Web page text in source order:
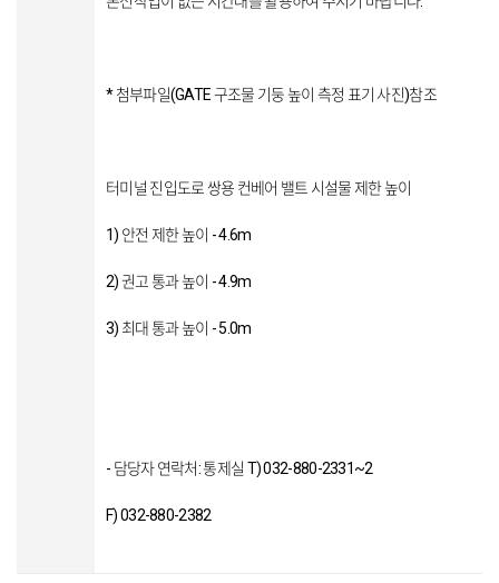
* 첨부파일(GATE 구조물 기둥 높이 측정 표기 사진)참조
터미널 진입도로 쌍용 컨베어 밸트 시설물 제한 높이
1) 안전 제한 높이 - 4.6m
2) 권고 통과 높이 - 4.9m
3) 최대 통과 높이 - 5.0m
- 담당자 연락처: 통제실 T) 032-880-2331~2
F) 032-880-2382